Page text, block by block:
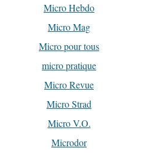
Micro Hebdo
Micro Mag
Micro pour tous
micro pratique
Micro Revue
Micro Strad
Micro V.O.
Microdor